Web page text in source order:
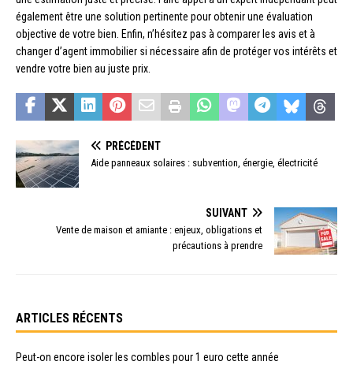
également être une solution pertinente pour obtenir une évaluation
objective de votre bien. Enfin, n’hésitez pas à comparer les avis et à
changer d’agent immobilier si nécessaire afin de protéger vos intérêts et
vendre votre bien au juste prix.
PRÉCÉDENT
Aide panneaux solaires : subvention, énergie, électricité
SUIVANT
Vente de maison et amiante : enjeux, obligations et
précautions à prendre
ARTICLES RÉCENTS
Peut-on encore isoler les combles pour 1 euro cette année